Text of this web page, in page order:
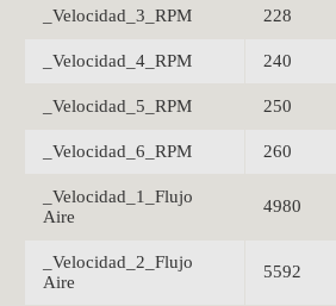
_Velocidad_3_RPM 228
_Velocidad_4_RPM 240
_Velocidad_5_RPM 250
_Velocidad_6_RPM 260
_Velocidad_1_Flujo
Aire
4980
_Velocidad_2_Flujo
Aire
5592